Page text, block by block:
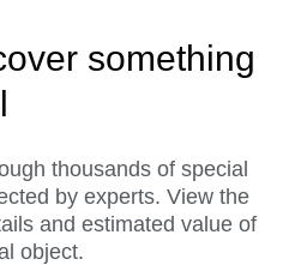
something
thousands of special
by experts. View the
and estimated value of
object.